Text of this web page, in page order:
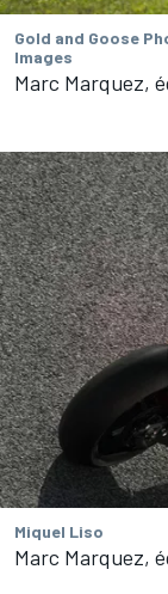
Gold and Goose
Images
Marc Marquez,
Miquel Liso
Marc Marquez,